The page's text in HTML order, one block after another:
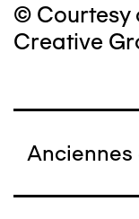
© Courtesy
Creative